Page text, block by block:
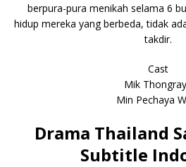
berpura-pura menikah selama 6
hidup mereka yang berbeda, tidak
takdir.
Cast
Mik
Min Pechaya
Drama Thailand
Subtitle